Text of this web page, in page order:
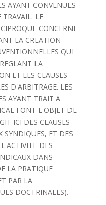
AYANT CONVENUES
LE
CONCERNE
LA CREATION
QUI
LA
ET LES CLAUSES
D'ARBITRAGE. LES
AYANT TRAIT A
FONT L'OBJET DE
ICI DES CLAUSES
SYNDIQUES, ET DES
DES
DANS
LA PRATIQUE
PAR LA
DOCTRINALES).